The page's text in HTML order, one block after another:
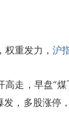
权重发力， 沪
走，早盘“煤
发，多股涨停